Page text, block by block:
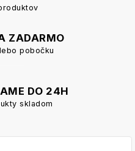
ZADARMO
pobočku
DO 24H
skladom